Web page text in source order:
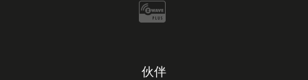
伙伴